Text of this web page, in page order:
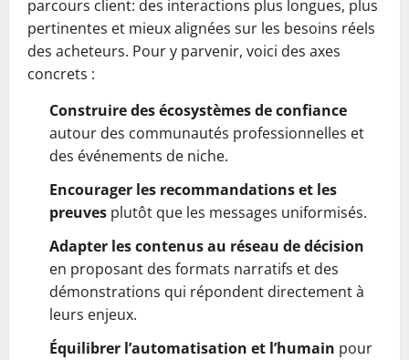
parcours client: des interactions plus longues, plus
pertinentes et mieux alignées sur les besoins réels
des acheteurs. Pour y parvenir, voici des axes
concrets :
Construire des écosystèmes de confiance
autour des communautés professionnelles et
des événements de niche.
Encourager les recommandations et les
preuves plutôt que les messages uniformisés.
Adapter les contenus au réseau de décision
en proposant des formats narratifs et des
démonstrations qui répondent directement à
leurs enjeux.
Équilibrer l’automatisation et l’humain pour